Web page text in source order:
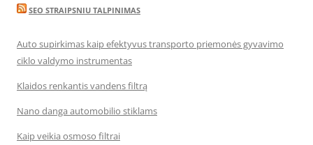
SEO STRAIPSNIU TALPINIMAS
Auto supirkimas kaip efektyvus transporto priemonės gyvavimo
ciklo valdymo instrumentas
Klaidos renkantis vandens filtrą
Nano danga automobilio stiklams
Kaip veikia osmoso filtrai